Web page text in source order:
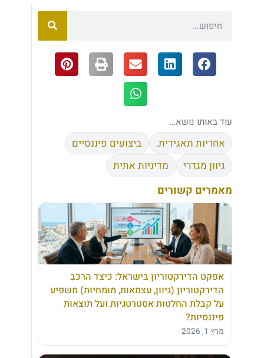
עוד באותו נושא…
אחריות תאגידית.
ביצועים פיננסיים
גיוון מגדרי
מדיניות אתית
מאמרים קשורים
אפקט הדירקטוריון בישראל: כיצד הרכב
הדירקטוריון (גיוון, עצמאות, מומחיות) משפיע
על קבלת החלטות אסטרטגיות ועל תוצאות
פיננסיות?
מרץ 1, 2026